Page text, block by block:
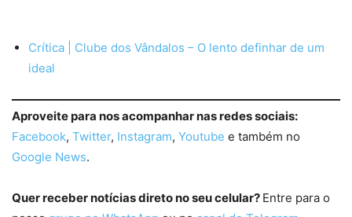
Crítica | Clube dos Vândalos – O lento definhar de um
ideal
Aproveite para nos acompanhar nas redes sociais:
Facebook, Twitter, Instagram, Youtube e também no
Google News.
Quer receber notícias direto no seu celular? Entre para o